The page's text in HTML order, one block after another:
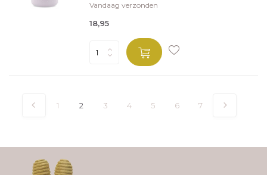
Vandaag verzonden
18,95
1 2 3 4 5 6 7